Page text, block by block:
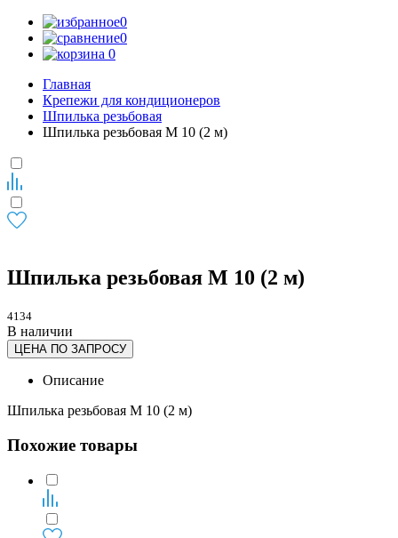
0
0
0
Главная
Крепежи для кондиционеров
Шпилька резьбовая
Шпилька резьбовая М 10 (2 м)
Шпилька резьбовая М 10 (2 м)
4134
В наличии
ЦЕНА ПО ЗАПРОСУ
Описание
Шпилька резьбовая М 10 (2 м)
Похожие товары